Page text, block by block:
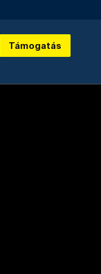
Támogatás